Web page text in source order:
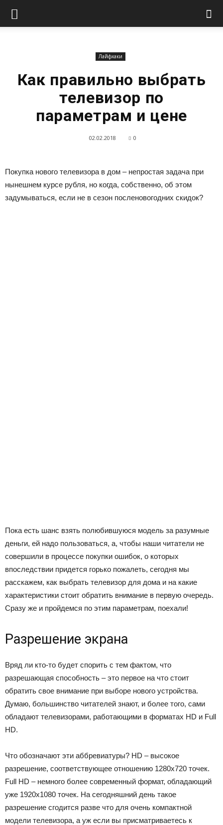
Лайфхаки
Как правильно выбрать
телевизор по
параметрам и цене
02.02.2018 0
Покупка нового телевизора в дом – непростая задача при
нынешнем курсе рубля, но когда, собственно, об этом
задумываться, если не в сезон посленовогодних скидок?
Пока есть шанс взять полюбившуюся модель за разумные
деньги, ей надо пользоваться, а, чтобы наши читатели не
совершили в процессе покупки ошибок, о которых
впоследствии придется горько пожалеть, сегодня мы
расскажем, как выбрать телевизор для дома и на какие
характеристики стоит обратить внимание в первую очередь.
Сразу же и пройдемся по этим параметрам, поехали!
Разрешение экрана
Вряд ли кто-то будет спорить с тем фактом, что
разрешающая способность – это первое на что стоит
обратить свое внимание при выборе нового устройства.
Думаю, большинство читателей знают, и более того, сами
обладают телевизорами, работающими в форматах HD и Full
HD.
Что обозначают эти аббревиатуры? HD – высокое
разрешение, соответствующее отношению 1280х720 точек.
Full HD – немного более современный формат, обладающий
уже 1920х1080 точек. На сегодняшний день такое
разрешение сгодится разве что для очень компактной
модели телевизора, а уж если вы присматриваетесь к